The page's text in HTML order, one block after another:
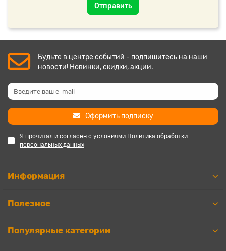
Отправить
Будьте в центре событий - подпишитесь на наши
новости! Новинки, скидки, акции.
Оформить подписку
Я прочитал и согласен с условиями Политика обработки
персональных данных
Информация
Полезное
Популярные категории